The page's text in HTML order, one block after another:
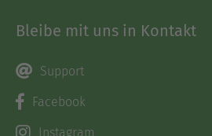
Bleibe mit uns in Kontakt
Support
Facebook
Instagram